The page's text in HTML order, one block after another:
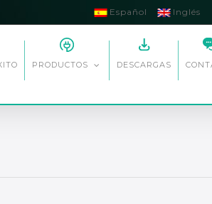
Español Inglés
PRODUCTOS DESCARGAS